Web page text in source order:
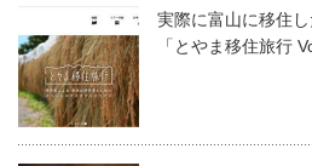
実際に富山に移住
「とやま移住旅行